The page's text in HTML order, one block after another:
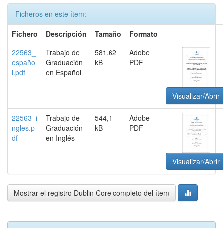
Ficheros en este ítem:
Fichero
Descripción Tamaño
Formato
22563_
españo
l.pdf
Trabajo de
Graduación
en Español
581,62
kB
Adobe
PDF
Visualizar/Abrir
22563_i
ngles.p
df
Trabajo de
Graduación
en Inglés
544,1
kB
Adobe
PDF
Visualizar/Abrir
Mostrar el registro Dublin Core completo del ítem